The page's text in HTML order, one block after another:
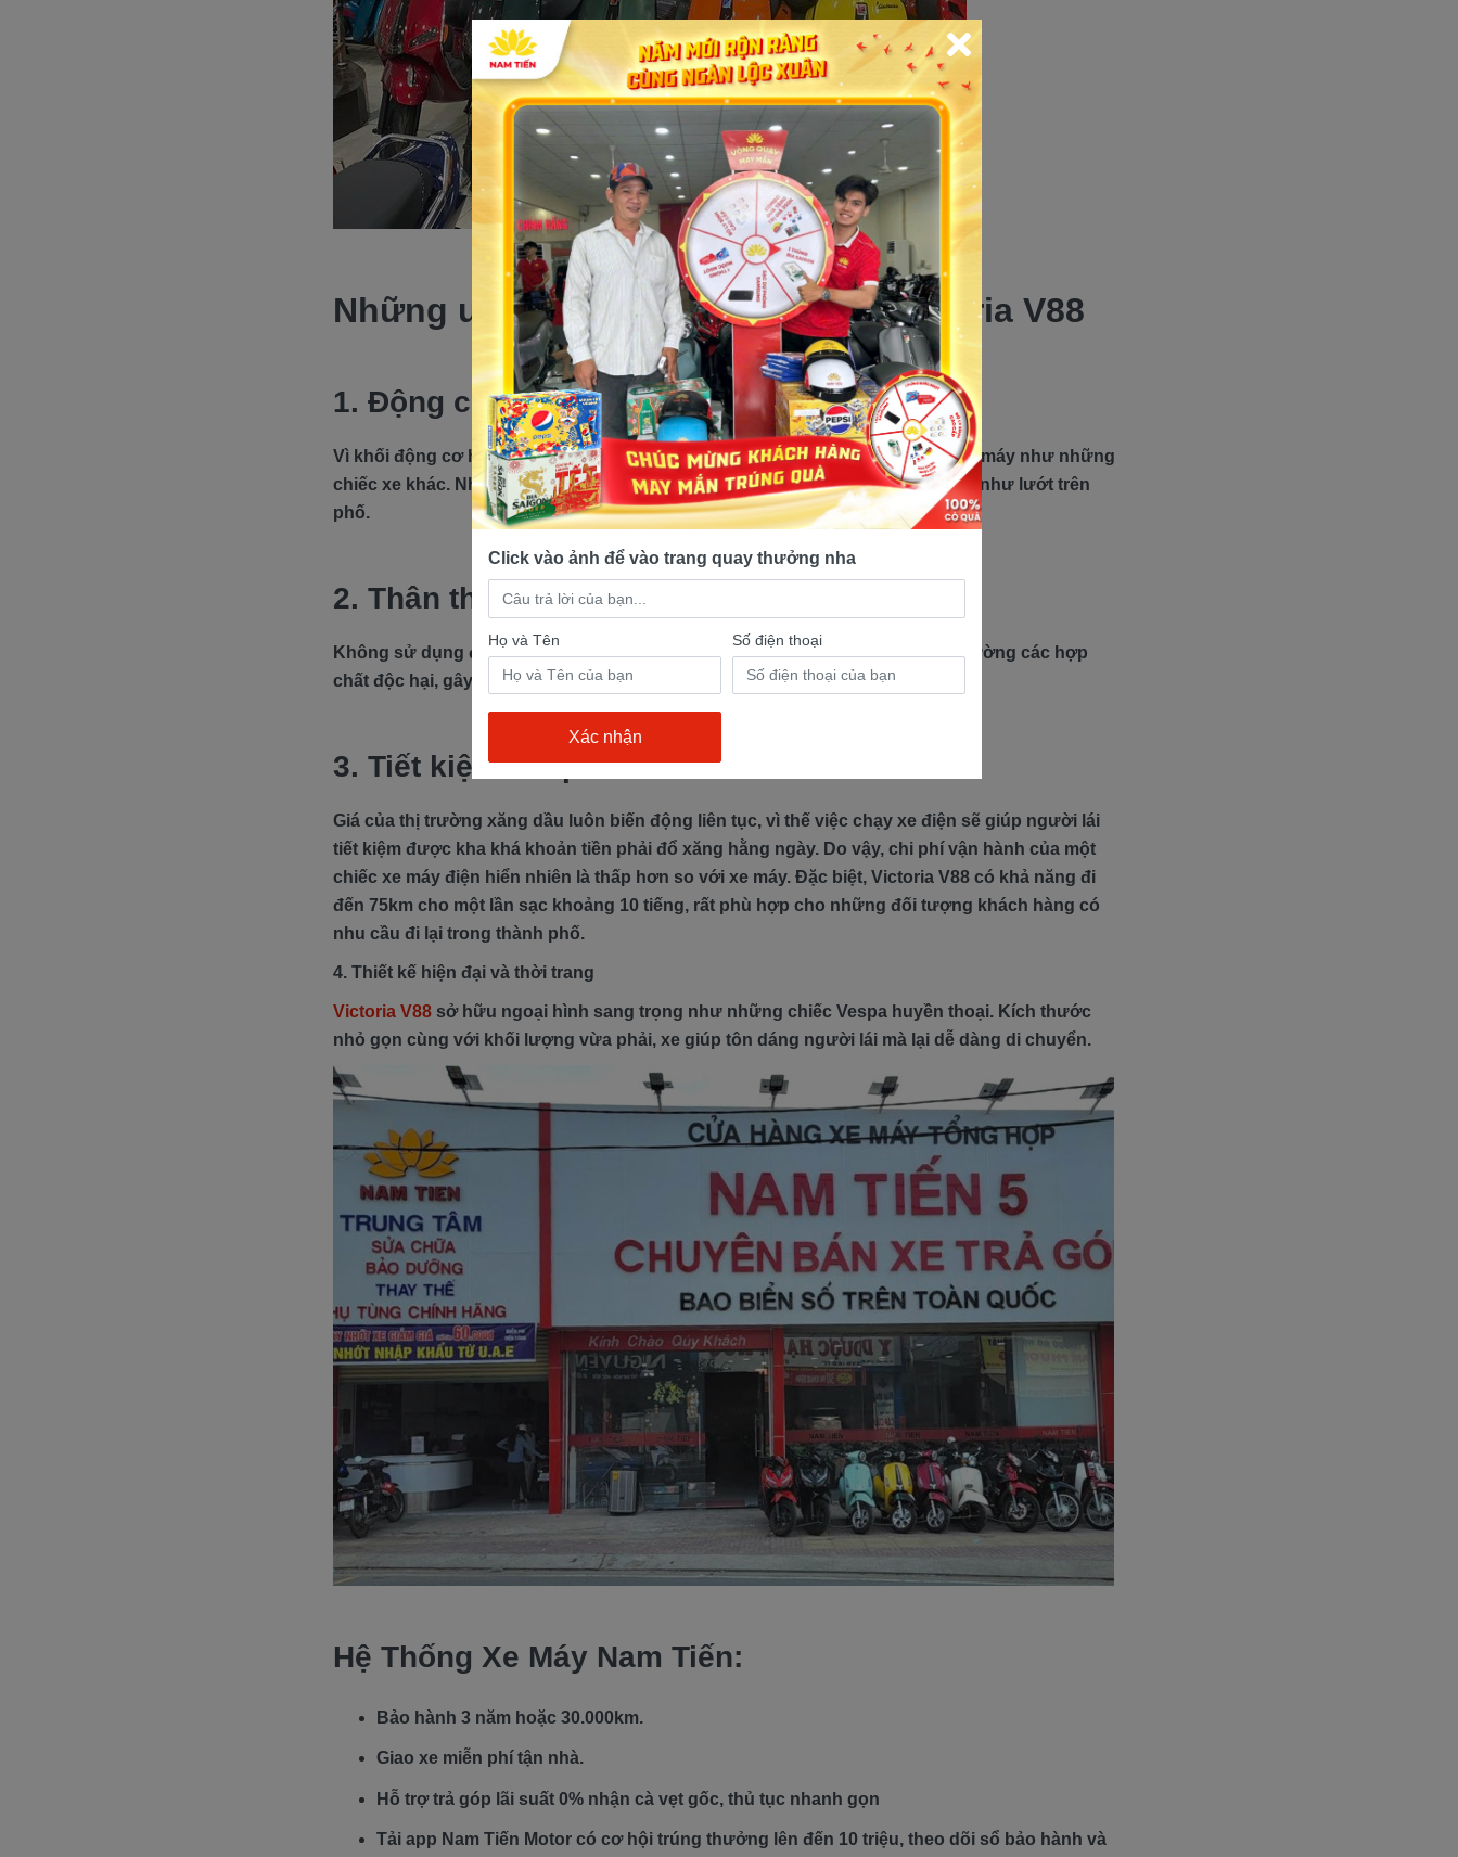
Những ưu điểm của xe máy điện Victoria V88
1. Động cơ hoạt động êm ái
Vì khối động cơ hoạt động bằng điệnVictoria V88 không phát ra tiếng kêu của máy như những
chiếc xe khác. Nhờ có ưu điểm đó, xe Victoria V88 đem lại trải nghiệm lái êm ái như lướt trên
phố.
2. Thân thiện với môi trường
Không sử dụng động cơ chạy bằng xăng, Victoria V88 không xả thải ra môi trường các hợp
chất độc hại, gây ô nhiễm cho cả môi trường không khí và con người.
3. Tiết kiệm chi phí
Giá của thị trường xăng dầu luôn biến động liên tục, vì thế việc chạy xe điện sẽ giúp người lái
tiết kiệm được kha khá khoản tiền phải đổ xăng hằng ngày. Do vậy, chi phí vận hành của một
chiếc xe máy điện hiển nhiên là thấp hơn so với xe máy. Đặc biệt, Victoria V88 có khả năng đi
đến 75km cho một lần sạc khoảng 10 tiếng, rất phù hợp cho những đối tượng khách hàng có
nhu cầu đi lại trong thành phố.
4. Thiết kế hiện đại và thời trang
Victoria V88 sở hữu ngoại hình sang trọng như những chiếc Vespa huyền thoại. Kích thước
nhỏ gọn cùng với khối lượng vừa phải, xe giúp tôn dáng người lái mà lại dễ dàng di chuyển.
Hệ Thống Xe Máy Nam Tiến:
Bảo hành 3 năm hoặc 30.000km.
Giao xe miễn phí tận nhà.
Hỗ trợ trả góp lãi suất 0% nhận cà vẹt gốc, thủ tục nhanh gọn
Tải app Nam Tiến Motor có cơ hội trúng thưởng lên đến 10 triệu, theo dõi sổ bảo hành và
Click vào ảnh để vào trang quay thưởng nha
Họ và Tên Số điện thoại